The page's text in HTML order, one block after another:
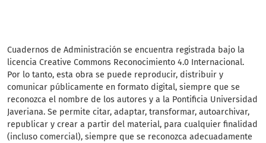
Cuadernos de Administración se encuentra registrada bajo la
licencia Creative Commons Reconocimiento 4.0 Internacional.
Por lo tanto, esta obra se puede reproducir, distribuir y
comunicar públicamente en formato digital, siempre que se
reconozca el nombre de los autores y a la Pontificia Universidad
Javeriana. Se permite citar, adaptar, transformar, autoarchivar,
republicar y crear a partir del material, para cualquier finalidad
(incluso comercial), siempre que se reconozca adecuadamente